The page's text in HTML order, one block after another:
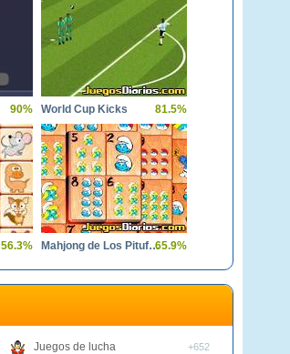
90% World Cup Kicks 81.5%
56.3% Mahjong de Los Pitufos65.9%
Juegos de lucha +652